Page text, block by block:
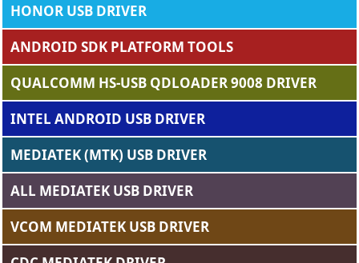
HONOR USB DRIVER
ANDROID SDK PLATFORM TOOLS
QUALCOMM HS-USB QDLOADER 9008 DRIVER
INTEL ANDROID USB DRIVER
MEDIATEK (MTK) USB DRIVER
ALL MEDIATEK USB DRIVER
VCOM MEDIATEK USB DRIVER